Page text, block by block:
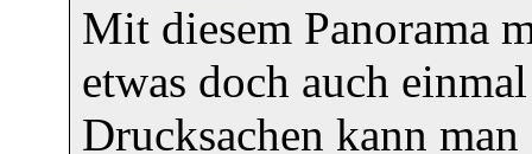
Mit diesem Panorama
etwas doch auch
Drucksachen kann